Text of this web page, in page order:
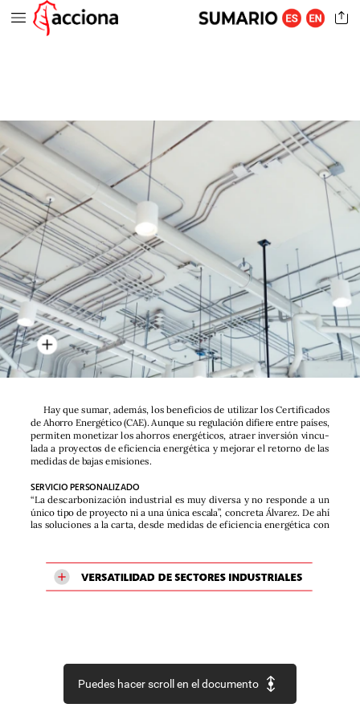
VERSATILIDAD DESECTORES INDUSTRIALES
Hay que sumar, además, los beneficios de utilizar los Certificados
de Ahorro Energético(CAE). Aunquesu regulación difiereentre países,
permiten monetizar los ahorros energéticos, atraer inversión vincu-
lada a proyectos de eficiencia energética y mejorar el retorno de las
medidas de bajas emisiones.
SERVICIO PERSONALIZADO
“La descarbonización industrial es muy diversa y no responde a un
único tipo de proyecto ni a una única escala”, concreta Álvarez. De ahí
las soluciones a la carta, desde medidas de eficienciaenergética con
Puedes hacer scroll en el documento